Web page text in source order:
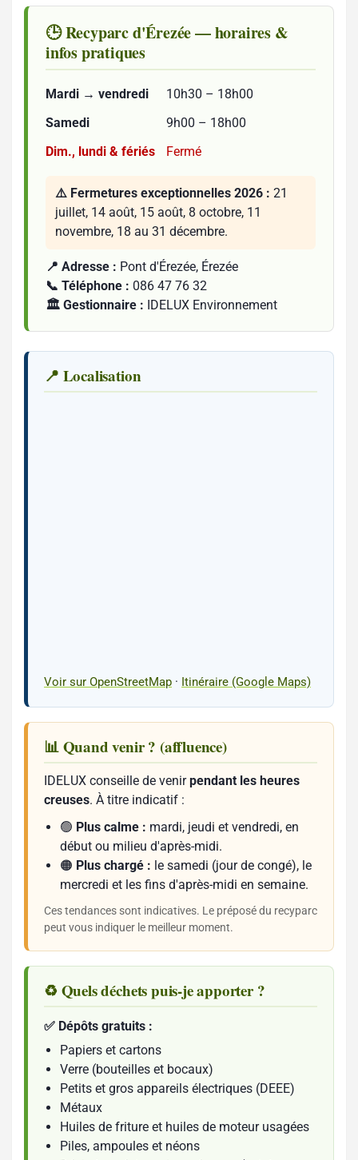
🕒 Recyparc d'Érezée — horaires &
infos pratiques
Mardi → vendredi
10h30 – 18h00
Samedi
9h00 – 18h00
Dim., lundi & fériés
Fermé
⚠️ Fermetures exceptionnelles 2026 : 21
juillet, 14 août, 15 août, 8 octobre, 11
novembre, 18 au 31 décembre.
📍 Adresse : Pont d'Érezée, Érezée
📞 Téléphone : 086 47 76 32
🏛️ Gestionnaire : IDELUX Environnement
📍 Localisation
Voir sur OpenStreetMap · Itinéraire (Google Maps)
📊 Quand venir ? (affluence)
IDELUX conseille de venirpendant les heures
creuses. À titre indicatif :
🟢 Plus calme : mardi, jeudi et vendredi, en
début ou milieu d'après-midi.
🟠 Plus chargé : le samedi (jour de congé), le
mercredi et les fins d'après-midi en semaine.
Ces tendances sont indicatives. Le préposé du recyparc
peut vous indiquer le meilleur moment.
♻️ Quels déchets puis-je apporter ?
✅ Dépôts gratuits :
Papiers et cartons
Verre (bouteilles et bocaux)
Petits et gros appareils électriques (DEEE)
Métaux
Huiles de friture et huiles de moteur usagées
Piles, ampoules et néons